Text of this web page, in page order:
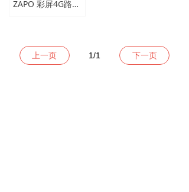
ZAPO 彩屏4G路由LTE 随身移动便捷车载WIFI插SIM卡频段1.3.5.40
上一页 下一页
1/1